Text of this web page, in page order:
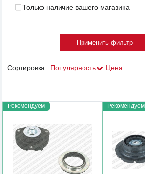
Только наличие вашего магазина
Сортировка: Популярность Цена
Рекомендуем Рекомендуем